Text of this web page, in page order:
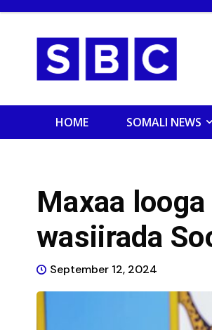
HOME SOMALI NEWS
Maxaa
wasiirada
September 12, 2024